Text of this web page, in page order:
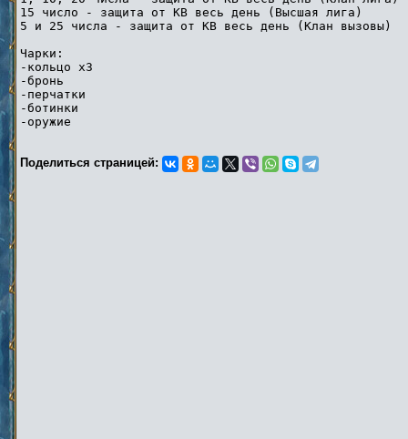
15 число - защита от КВ весь день (Высшая лига)
5 и 25 числа - защита от КВ весь день (Клан вызовы)
Чарки:
-кольцо х3
-бронь
-перчатки
-ботинки
-оружие
Поделиться страницей: